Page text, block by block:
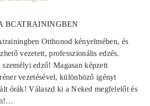
BCATRAININGBEN
Otthonod kényelmében, és
vezetett, professzionális edzés.
edző! Magasan képzett
vezetésével, különböző igényt
órák! Válaszd ki a Neked megfelelőt és